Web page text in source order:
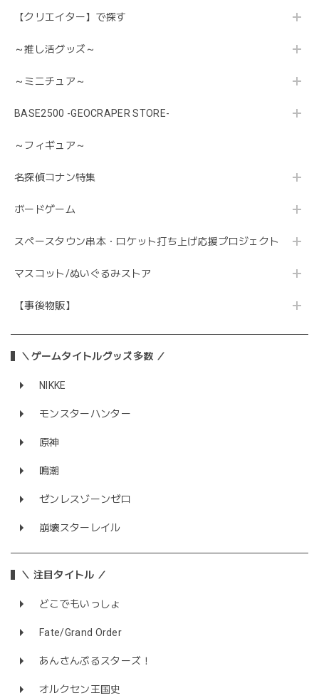
【クリエイター】で探す
～推し活グッズ～
～ミニチュア～
BASE2500 -GEOCRAPER STORE-
～フィギュア～
名探偵コナン特集
ボードゲーム
スペースタウン串本・ロケット打ち上げ応援プロジェクト
マスコット/ぬいぐるみストア
【事後物販】
＼ゲームタイトルグッズ多数 ／
NIKKE
モンスターハンター
原神
鳴潮
ゼンレスゾーンゼロ
崩壊スターレイル
＼ 注目タイトル ／
どこでもいっしょ
Fate/Grand Order
あんさんぶるスターズ！
オルクセン王国史